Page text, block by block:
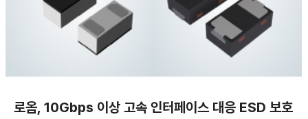
로옴, 10Gbps 이상 고속 인터페이스 대응 ESD 보호